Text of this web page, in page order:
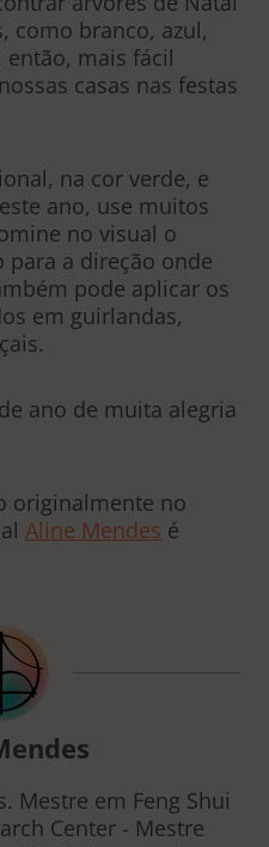
como branco, azul,
mais fácil
casas nas festas
na cor verde, e
ano, use muitos
no visual o
a direção onde
pode aplicar os
em guirlandas,
ano de muita alegria
originalmente no
Aline Mendes é
Mestre em Feng Shui
Center - Mestre